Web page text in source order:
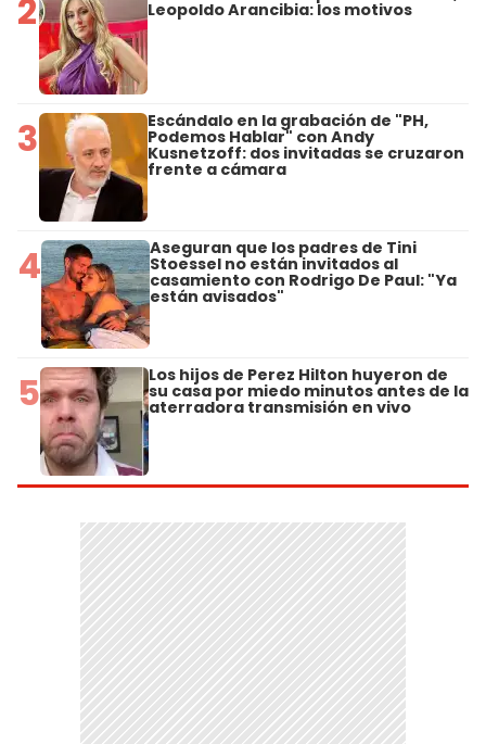
2 Leopoldo Arancibia: los motivos
3 Escándalo en la grabación de "PH,
Podemos Hablar" con Andy
Kusnetzoff: dos invitadas se cruzaron
frente a cámara
4 Aseguran que los padres de Tini
Stoessel no están invitados al
casamiento con Rodrigo De Paul: "Ya
están avisados"
5 Los hijos de Perez Hilton huyeron de
su casa por miedo minutos antes de la
aterradora transmisión en vivo